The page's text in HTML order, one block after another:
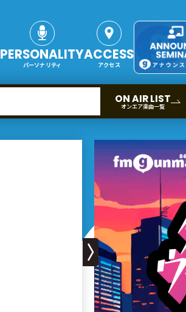
ON AIR LIST
オンエア楽曲一覧
PERSONALITY
パーソナリティ
ACCESS
アクセス